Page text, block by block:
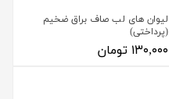
لیوان های لب صاف براق ضخیم
(پرداختی)
۱۳۰,۰۰۰ تومان